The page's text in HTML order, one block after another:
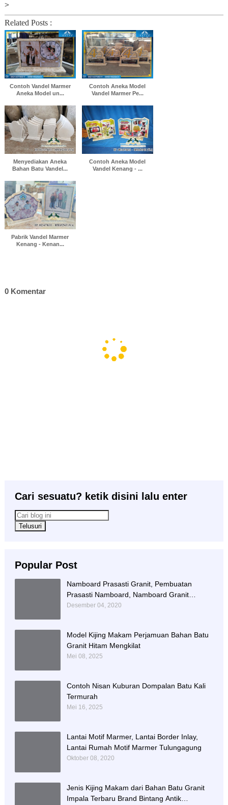
>
Related Posts :
Contoh Vandel Marmer
Aneka Model un...
Contoh Aneka Model
Vandel Marmer Pe...
Menyediakan Aneka
Bahan Batu Vandel...
Contoh Aneka Model
Vandel Kenang - ...
Pabrik Vandel Marmer
Kenang - Kenan...
0 Komentar
Cari sesuatu? ketik disini lalu enter
Popular Post
Namboard Prasasti Granit, Pembuatan
Prasasti Namboard, Namboard Granit
Tulungagung
Desember 04, 2020
Model Kijing Makam Perjamuan Bahan Batu
Granit Hitam Mengkilat
Mei 08, 2025
Contoh Nisan Kuburan Dompalan Batu Kali
Termurah
Mei 16, 2025
Lantai Motif Marmer, Lantai Border Inlay,
Lantai Rumah Motif Marmer Tulungagung
Oktober 08, 2020
Jenis Kijing Makam dari Bahan Batu Granit
Impala Terbaru Brand Bintang Antik